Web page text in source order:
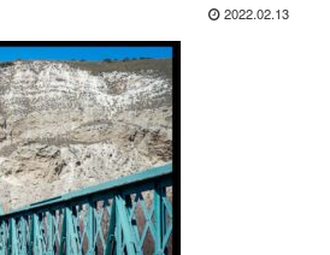
2022.02.13